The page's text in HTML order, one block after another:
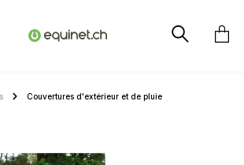
Couvertures d'extérieur et de pluie